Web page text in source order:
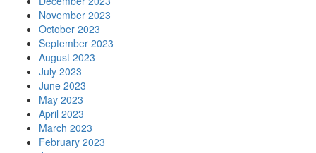
November 2023
October 2023
September 2023
August 2023
July 2023
June 2023
May 2023
April 2023
March 2023
February 2023